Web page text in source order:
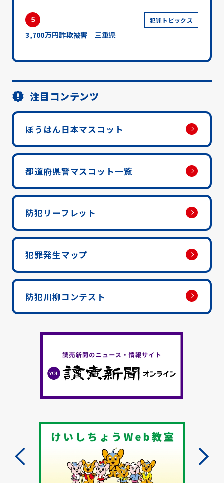
5 犯罪トピックス
3,700万円詐欺被害 三重県
注目コンテンツ
ぼうはん日本マスコット
都道府県警マスコット一覧
防犯リーフレット
犯罪発生マップ
防犯川柳コンテスト